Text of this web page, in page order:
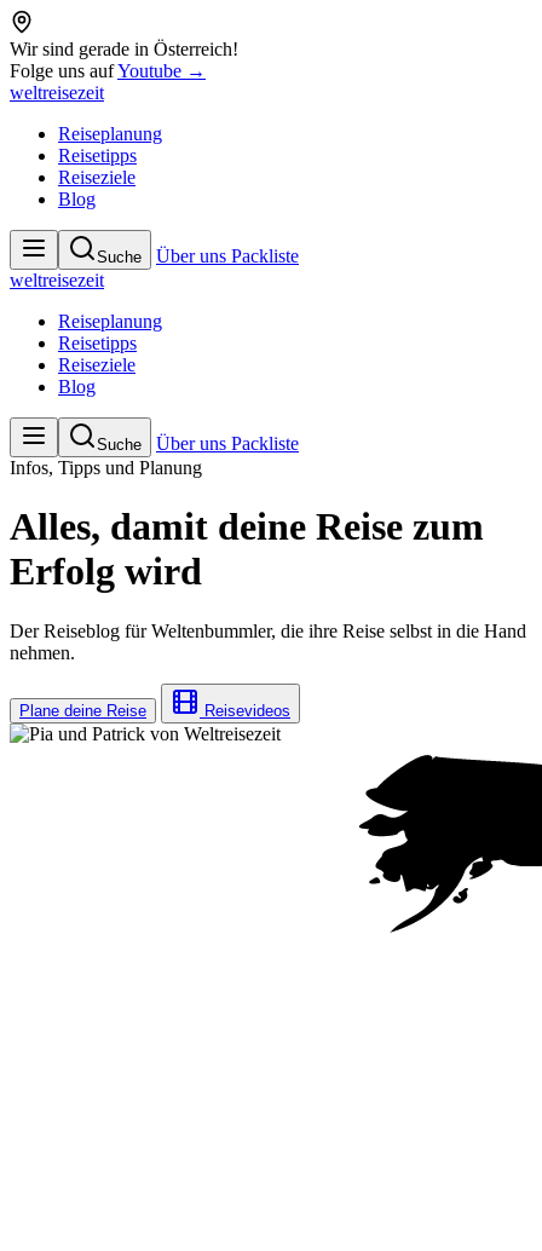
Wir sind gerade in Österreich!
Folge uns aufYoutube →
weltreisezeit
Reiseplanung
Reisetipps
Reiseziele
Blog
Suche Über uns Packliste
weltreisezeit
Reiseplanung
Reisetipps
Reiseziele
Blog
Suche Über uns Packliste
Infos, Tipps und Planung
Alles, damit deine Reise zum
Erfolg wird
Der Reiseblog für Weltenbummler, die ihre Reise selbst in die Hand
nehmen.
Plane deine Reise Reisevideos